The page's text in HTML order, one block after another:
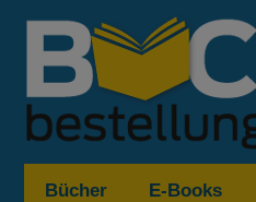
Bücher E-Books